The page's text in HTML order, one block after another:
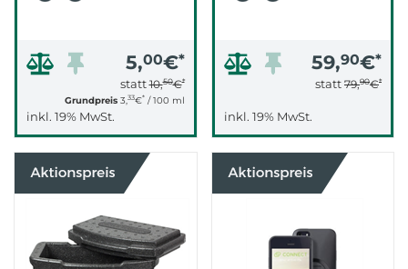
5,00€*
statt10,50€*
Grundpreis 3,33€*/ 100 ml
inkl. 19% MwSt.
59,90€*
statt 79,90€*
inkl. 19% MwSt.